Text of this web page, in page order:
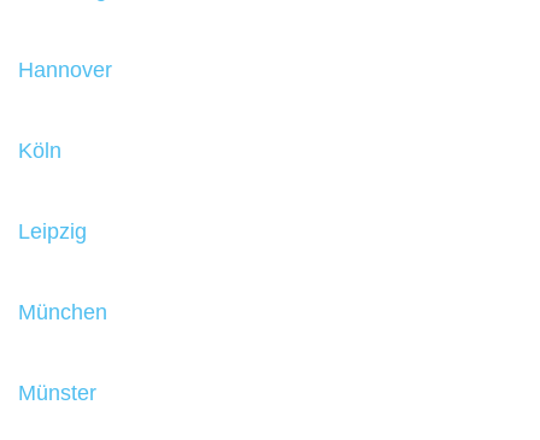
Hannover
Köln
Leipzig
München
Münster